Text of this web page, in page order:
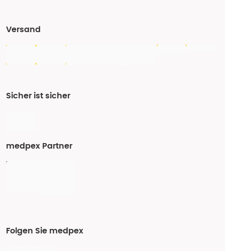
Versand
Sicher ist sicher
medpex Partner
Folgen Sie medpex